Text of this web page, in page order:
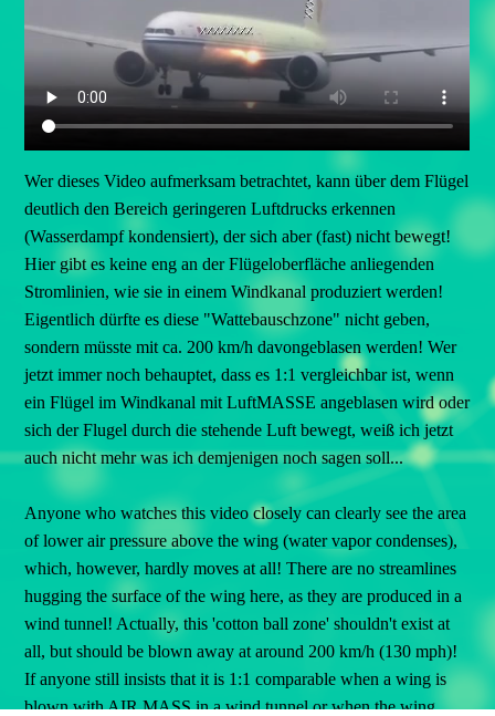
Wer dieses Video aufmerksam betrachtet, kann über dem Flügel
deutlich den Bereich geringeren Luftdrucks erkennen
(Wasserdampf kondensiert), der sich aber (fast) nicht bewegt!
Hier gibt es keine eng an der Flügeloberfläche anliegenden
Stromlinien, wie sie in einem Windkanal produziert werden!
Eigentlich dürfte es diese "Wattebauschzone" nicht geben,
sondern müsste mit ca. 200 km/h davongeblasen werden! Wer
jetzt immer noch behauptet, dass es 1:1 vergleichbar ist, wenn
ein Flügel im Windkanal mit LuftMASSE angeblasen wird oder
sich der Flugel durch die stehende Luft bewegt, weiß ich jetzt
auch nicht mehr was ich demjenigen noch sagen soll...
Anyone who watches this video closely can clearly see the area
of lower air pressure above the wing (water vapor condenses),
which, however, hardly moves at all! There are no streamlines
hugging the surface of the wing here, as they are produced in a
wind tunnel! Actually, this 'cotton ball zone' shouldn't exist at
all, but should be blown away at around 200 km/h (130 mph)!
If anyone still insists that it is 1:1 comparable when a wing is
blown with AIR MASS in a wind tunnel or when the wing